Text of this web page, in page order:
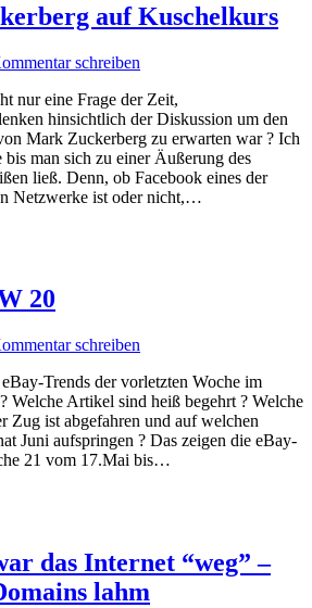
auf Kuschelkurs
schreiben
nur eine Frage der Zeit,
hinsichtlich der Diskussion um den
Mark Zuckerberg zu erwarten war ? Ich
bis man sich zu einer Äußerung des
ließ. Denn, ob Facebook eines der
Netzwerke ist oder nicht,…
20
schreiben
Trends der vorletzten Woche im
Welche Artikel sind heiß begehrt ? Welche
Zug ist abgefahren und auf welchen
Juni aufspringen ? Das zeigen die eBay-
21 vom 17.Mai bis…
das Internet “weg” –
lahm